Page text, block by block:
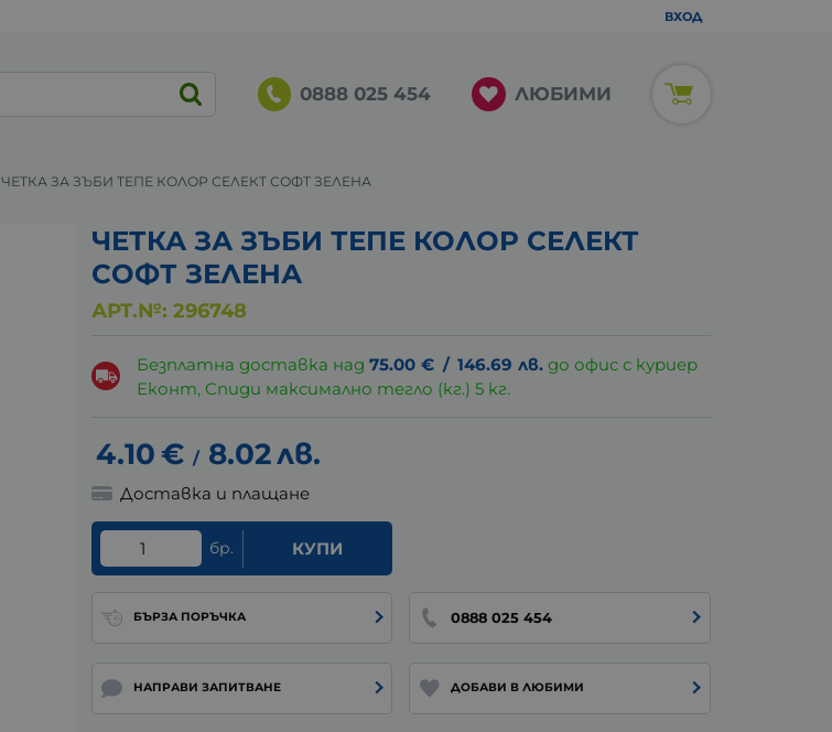
ВХОД
0888 025 454 ЛЮБИМИ
ЧЕТКА ЗА ЗЪБИ ТЕПЕ КОЛОР СЕЛЕКТ СОФТ ЗЕЛЕНА
ЧЕТКА ЗА ЗЪБИ ТЕПЕ КОЛОР СЕЛЕКТ
СОФТ ЗЕЛЕНА
АРТ.№: 296748
Безплатна доставка над75.00 € / 146.69 лв. до офис с куриер
Еконт, Спиди максимално тегло (кг.) 5 кг.
4.10€ / 8.02лв.
Доставка и плащане
бр. КУПИ
БЪРЗА ПОРЪЧКА 0888 025 454
НАПРАВИ ЗАПИТВАНЕ ДОБАВИ В ЛЮБИМИ